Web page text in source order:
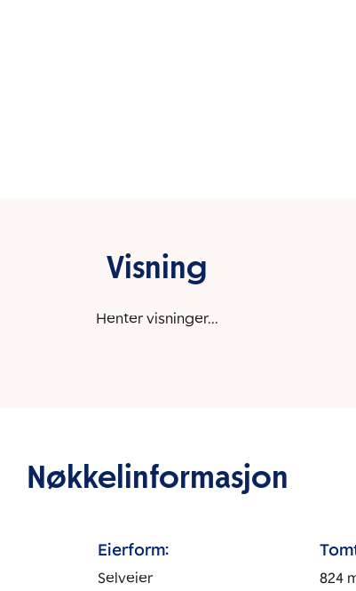
Visning
Henter visninger...
Nøkkelinformasjon
Eierform:
Selveier 824